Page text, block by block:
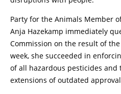
Party for the Animals Member
Anja Hazekamp immediately
Commission on the result of
week, she succeeded in
of all hazardous pesticides and
extensions of outdated